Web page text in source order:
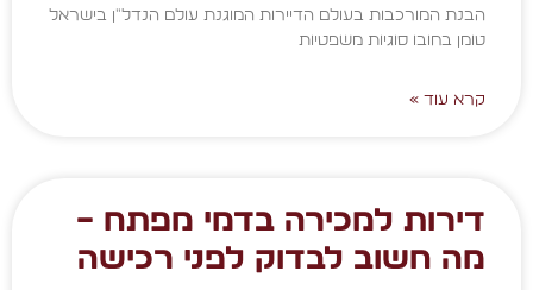
הבנת המורכבות בעולם הדיירות המוגנת עולם הנדל"ן בישראל
טומן בחובו סוגיות משפטיות
קרא עוד »
דירות למכירה בדמי מפתח –
מה חשוב לבדוק לפני רכישה